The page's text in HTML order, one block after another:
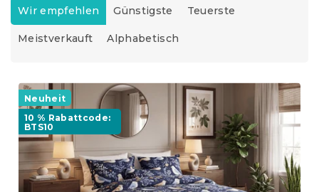
o
d
e
Wir empfehlen Günstigste Teuerste
Meistverkauft Alphabetisch
L
e
Neuheit
10 % Rabattcode:
BTS10